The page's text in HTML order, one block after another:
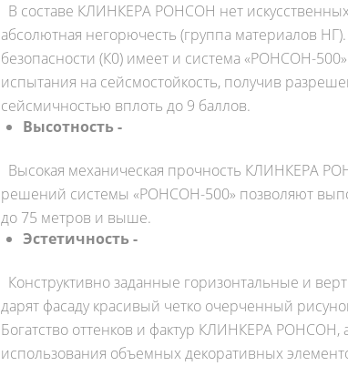
В составе КЛИНКЕРА РОНСОН нет
абсолютная негорючесть (группа материалов
безопасности (К0) имеет и система «РОНСОН-
испытания на сейсмостойкость, получив
сейсмичностью вплоть до 9 баллов.
Высотность -
Высокая механическая прочность КЛИНКЕРА
решений системы «РОНСОН-500» позволяют
до 75 метров и выше.
Эстетичность -
Конструктивно заданные горизонтальные и
дарят фасаду красивый четко очерченный
Богатство оттенков и фактур КЛИНКЕРА РОНСОН,
использования объемных декоративных